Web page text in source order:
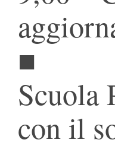
■
Scuola
con il